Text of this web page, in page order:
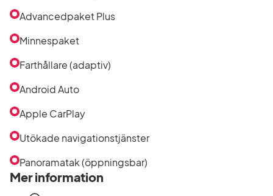
Advancedpaket Plus
Minnespaket
Farthållare (adaptiv)
Android Auto
Apple CarPlay
Utökade navigationstjänster
Panoramatak (öppningsbar)
Mer information